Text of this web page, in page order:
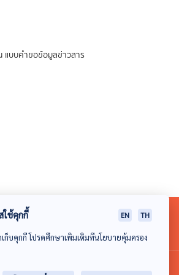
แบบคำขอข้อมูลข่าวสาร
ะจายเสียงและแพร่ภาพสาธารณะแห่ง
ใช้คุกกี้ EN TH
เก็บคุกกี้ โปรดศึกษาเพิ่มเติมที่นโยบายคุ้มครอง